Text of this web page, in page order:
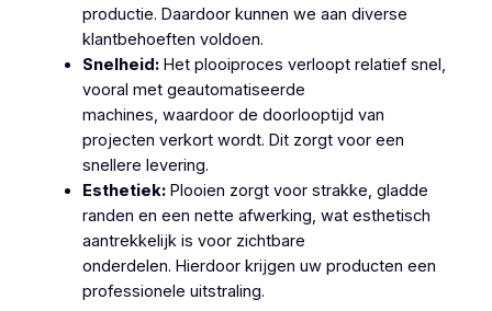
productie. Daardoor kunnen we aan diverse
klantbehoeften voldoen.
Snelheid:Het plooiproces verloopt relatief snel,
vooral met geautomatiseerde
machines, waardoor de doorlooptijd van
projecten verkort wordt. Dit zorgt voor een
snellere levering.
Esthetiek:Plooien zorgt voor strakke, gladde
randen en een nette afwerking, wat esthetisch
aantrekkelijk is voor zichtbare
onderdelen. Hierdoor krijgen uw producten een
professionele uitstraling.